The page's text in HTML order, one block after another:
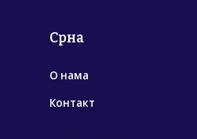
Срна
О нама
Контакт